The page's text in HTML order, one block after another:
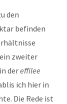
den
befinden
zweiter
dereffilee
ich hier in
Die Rede ist